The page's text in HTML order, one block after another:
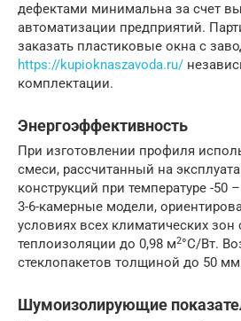
дефектами минимальна за счет
автоматизации предприятий.
заказать пластиковые окна с
https://kupioknaszavoda.ru/
комплектации.
Энергоэффективность
При изготовлении профиля
смеси, рассчитанный на
конструкций при температуре -50
3-6-камерные модели,
условиях всех климатических зон
теплоизоляции до 0,98 м2°С/Вт.
стеклопакетов толщиной до 50
Шумоизолирующие